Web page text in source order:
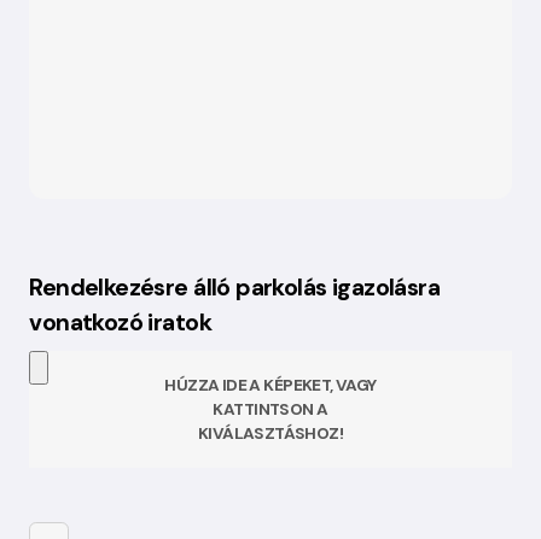
Rendelkezésre álló parkolás igazolásra
vonatkozó iratok
HÚZZA IDE A KÉPEKET, VAGY
KATTINTSON A
KIVÁLASZTÁSHOZ!